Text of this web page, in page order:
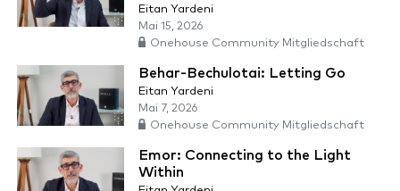
Eitan Yardeni
Mai 15, 2026
Onehouse Community Mitgliedschaft
Behar-Bechulotai: Letting Go
Eitan Yardeni
Mai 7, 2026
Onehouse Community Mitgliedschaft
Emor: Connecting to the Light
Within